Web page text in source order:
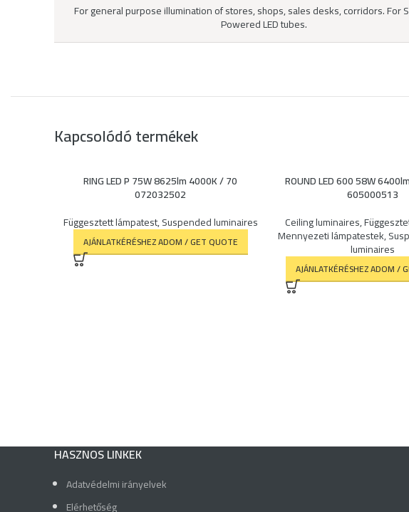
For general purpose illumination of stores, shops, sales desks, corridors. For
Powered LED tubes.
Kapcsolódó termékek
RING LED P 75W 8625lm 4000K / 70
072032502
Függesztett lámpatest,Suspended luminaires
AJÁNLATKÉRÉSHEZ ADOM / GET QUOTE
ROUND LED 600 58W
605000513
Ceiling luminaires,
Mennyezeti lámpatestek,
luminaires
AJÁNLATKÉRÉSHEZ ADOM /
HASZNOS LINKEK
Adatvédelmi irányelvek
Elérhetőség